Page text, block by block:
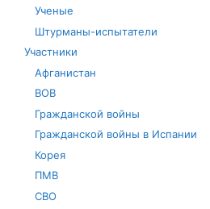
Ученые
Штурманы-испытатели
Участники
Афганистан
ВОВ
Гражданской войны
Гражданской войны в Испании
Корея
ПМВ
СВО